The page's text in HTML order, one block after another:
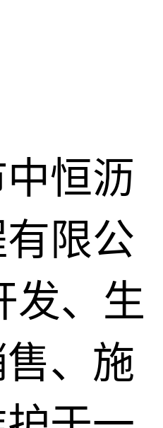
恒沥
限公
发、生
、施